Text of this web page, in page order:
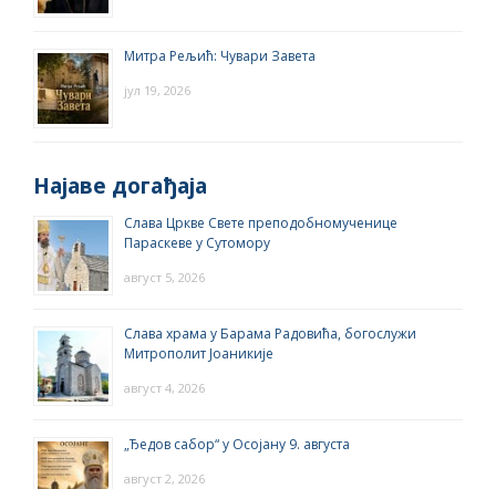
Митра Рељић: Чувари Завета
јул 19, 2026
Најаве догађаја
Слава Цркве Свете преподобномученице
Параскеве у Сутомору
август 5, 2026
Слава храма у Барама Радовића, богослужи
Митрополит Јоаникије
август 4, 2026
„Ђедов сабор“ у Осојану 9. августа
август 2, 2026